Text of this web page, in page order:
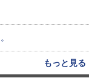
もっと見る